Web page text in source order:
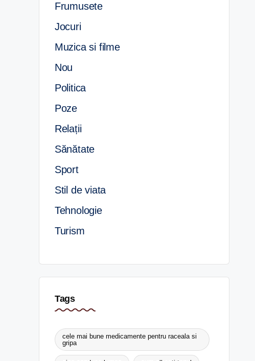
Frumusete
Jocuri
Muzica si filme
Nou
Politica
Poze
Relații
Sănătate
Sport
Stil de viata
Tehnologie
Turism
Tags
cele mai bune medicamente pentru raceala si
gripa